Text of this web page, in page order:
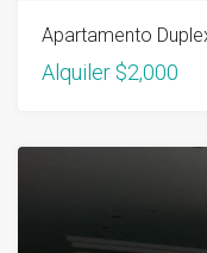
Apartamento
Alquiler $2,000